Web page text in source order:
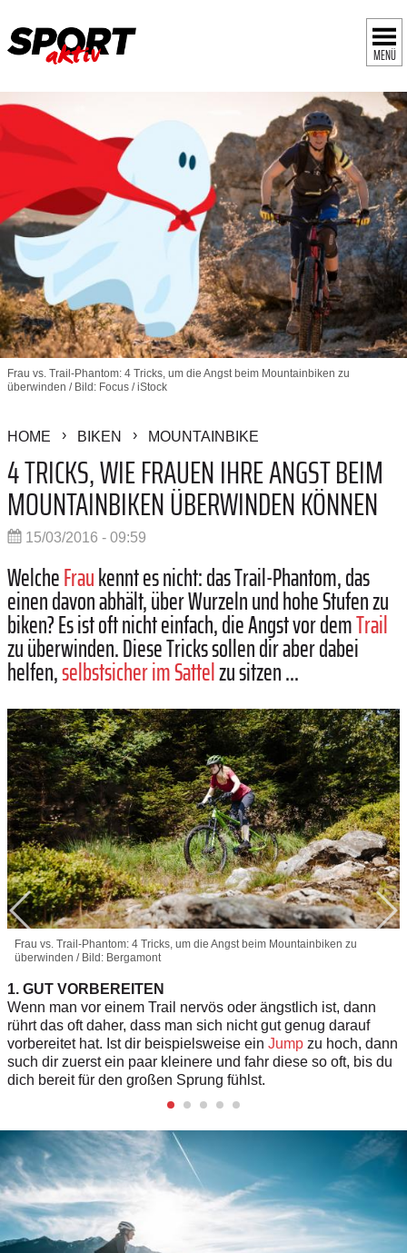
MENÜ
Frau vs. Trail-Phantom: 4 Tricks, um die Angst beim Mountainbiken zu
überwinden / Bild: Focus / iStock
HOME BIKEN MOUNTAINBIKE
4 TRICKS, WIE FRAUEN IHRE ANGST BEIM
MOUNTAINBIKEN ÜBERWINDEN KÖNNEN
15/03/2016 - 09:59
WelcheFraukennt es nicht: das Trail-Phantom, das
einen davon abhält, über Wurzeln und hohe Stufen zu
biken? Es ist oft nicht einfach, die Angst vor demTrail
zu überwinden. Diese Tricks sollen dir aber dabei
helfen,selbstsicher im Sattelzu sitzen ...
Frau vs. Trail-Phantom: 4 Tricks, um die Angst beim Mountainbiken zu
überwinden / Bild: Bergamont
1. GUT VORBEREITEN
Wenn man vor einem Trail nervös oder ängstlich ist, dann
rührt das oft daher, dass man sich nicht gut genug darauf
vorbereitet hat. Ist dir beispielsweise ein Jump zu hoch, dann
such dir zuerst ein paar kleinere und fahr diese so oft, bis du
dich bereit für den großen Sprung fühlst.